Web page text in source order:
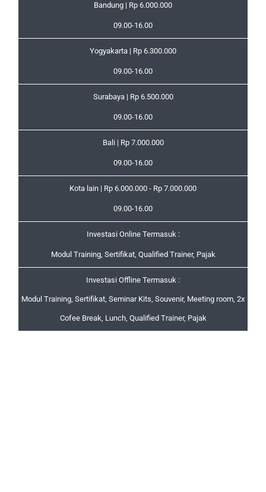
Bandung | Rp 6.000.000
09.00-16.00
Yogyakarta | Rp 6.300.000
09.00-16.00
Surabaya | Rp 6.500.000
09.00-16.00
Bali | Rp 7.000.000
09.00-16.00
Kota lain | Rp 6.000.000 - Rp 7.000.000
09.00-16.00
Investasi Online Termasuk :
Modul Training, Sertifikat, Qualified Trainer, Pajak
Investasi Offline Termasuk :
Modul Training, Sertifikat, Seminar Kits, Souvenir, Meeting room, 2x
Cofee Break, Lunch, Qualified Trainer, Pajak